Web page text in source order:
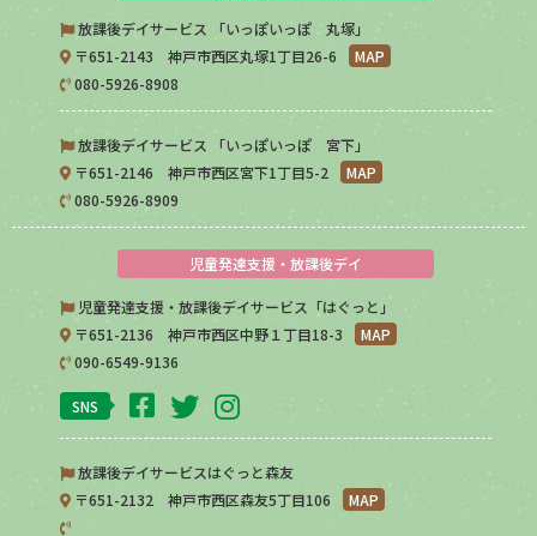
放課後デイサービス 「いっぽいっぽ 丸塚」
〒651-2143 神戸市西区丸塚1丁目26-6
MAP
080-5926-8908
放課後デイサービス 「いっぽいっぽ 宮下」
〒651-2146 神戸市西区宮下1丁目5-2
MAP
080-5926-8909
児童発達支援・放課後デイ
児童発達支援・放課後デイサービス「はぐっと」
〒651-2136 神戸市西区中野１丁目18-3
MAP
090-6549-9136
SNS
放課後デイサービスはぐっと森友
〒651-2132 神戸市西区森友5丁目106
MAP